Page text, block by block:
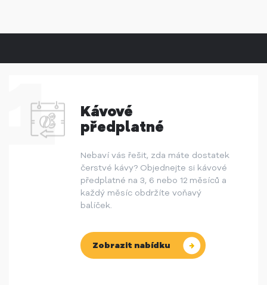
Kávové
předplatné
Nebaví vás řešit, zda máte dostatek
čerstvé kávy? Objednejte si kávové
předplatné na 3, 6 nebo 12 měsíců a
každý měsíc obdržíte voňavý
balíček.
Zobrazit nabídku